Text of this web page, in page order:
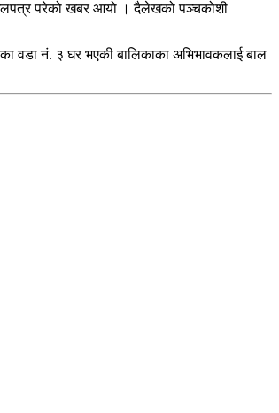
अलपत्र परेको खबर आयो । दैलेखको पञ्चकोशी
वडा नं. ३ घर भएकी बालिकाका अभिभावकलाई बाल